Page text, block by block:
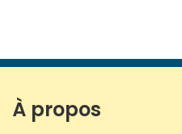
À propos